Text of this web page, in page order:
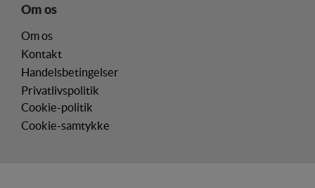
Om os
Om os
Kontakt
Handelsbetingelser
Privatlivspolitik
Cookie-politik
Cookie-samtykke